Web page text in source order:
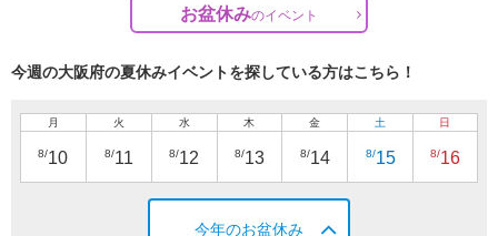
お盆休みのイベント
今週の大阪府の夏休みイベントを探している方はこちら！
月
8/10
火
8/11
水
8/12
木
8/13
金
8/14
土
8/15
日
8/16
今年のお盆休み